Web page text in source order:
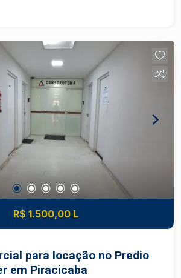
R$ 1.500,00 L
para locação no Predio
em Piracicaba